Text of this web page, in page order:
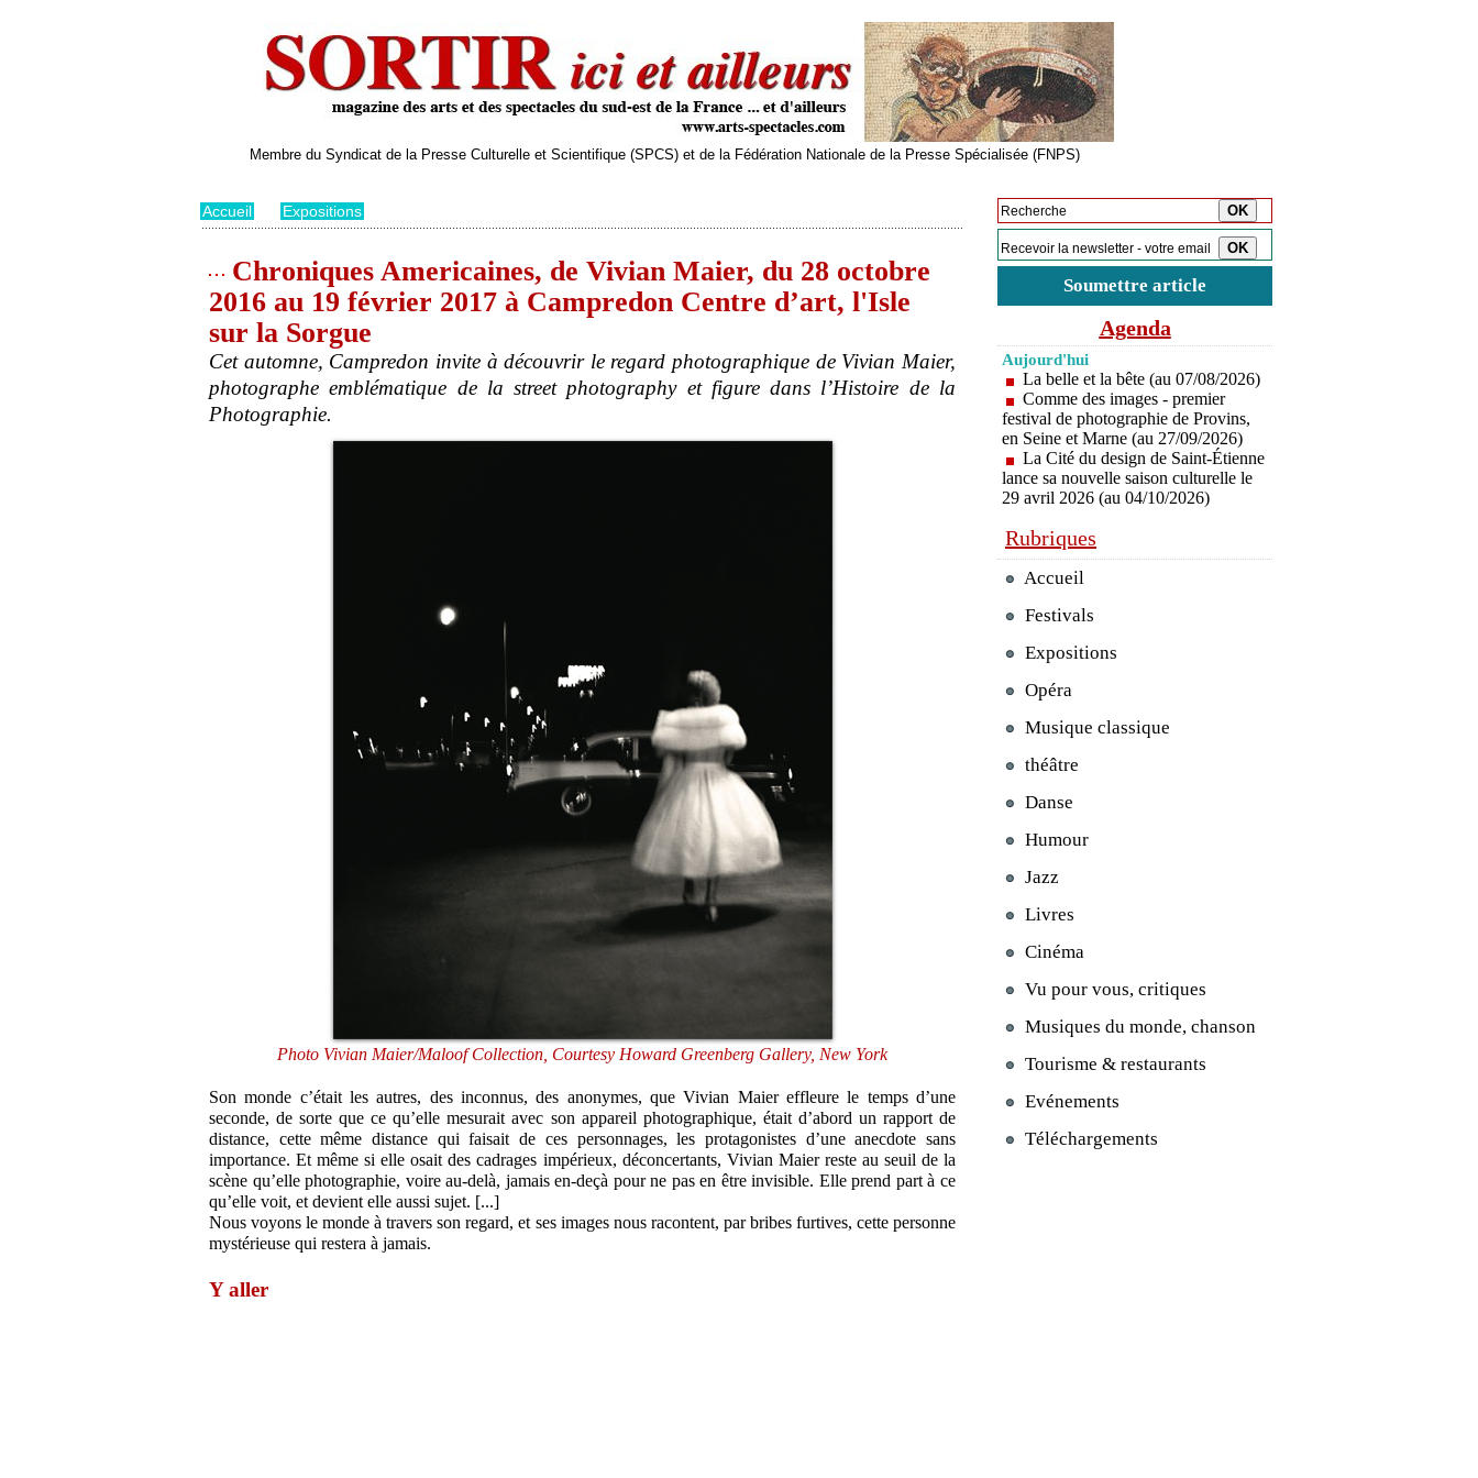
Membre du Syndicat de la Presse Culturelle et Scientifique (SPCS) et de la Fédération Nationale de la Presse Spécialisée (FNPS)
Accueil Expositions
Chroniques Americaines, de Vivian Maier, du 28 octobre
2016 au 19 février 2017 à Campredon Centre d’art, l'Isle
sur la Sorgue
Cet automne, Campredon invite à découvrir le regard photographique de Vivian Maier,
photographe emblématique de la street photography et figure dans l’Histoire de la
Photographie.
Photo Vivian Maier/Maloof Collection, Courtesy Howard Greenberg Gallery, New York
Son monde c’était les autres, des inconnus, des anonymes, que Vivian Maier effleure le temps d’une
seconde, de sorte que ce qu’elle mesurait avec son appareil photographique, était d’abord un rapport de
distance, cette même distance qui faisait de ces personnages, les protagonistes d’une anecdote sans
importance. Et même si elle osait des cadrages impérieux, déconcertants, Vivian Maier reste au seuil de la
scène qu’elle photographie, voire au-delà, jamais en-deçà pour ne pas en être invisible. Elle prend part à ce
qu’elle voit, et devient elle aussi sujet. [...]
Nous voyons le monde à travers son regard, et ses images nous racontent, par bribes furtives, cette personne
mystérieuse qui restera à jamais.
Y aller
Soumettre article
Agenda
Aujourd'hui
La belle et la bête (au 07/08/2026)
Comme des images - premier
festival de photographie de Provins,
en Seine et Marne (au 27/09/2026)
La Cité du design de Saint-Étienne
lance sa nouvelle saison culturelle le
29 avril 2026 (au 04/10/2026)
Rubriques
Accueil
Festivals
Expositions
Opéra
Musique classique
théâtre
Danse
Humour
Jazz
Livres
Cinéma
Vu pour vous, critiques
Musiques du monde, chanson
Tourisme & restaurants
Evénements
Téléchargements